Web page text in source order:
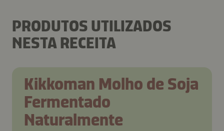
PRODUTOS UTILIZADOS
NESTA RECEITA
Kikkoman Molho de Soja
Fermentado
Naturalmente